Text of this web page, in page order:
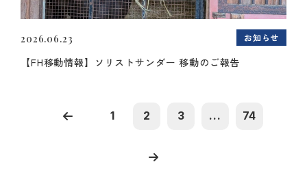
2026.06.23 お知らせ
【FH移動情報】ソリストサンダー 移動のご報告
1 2 3 ... 74